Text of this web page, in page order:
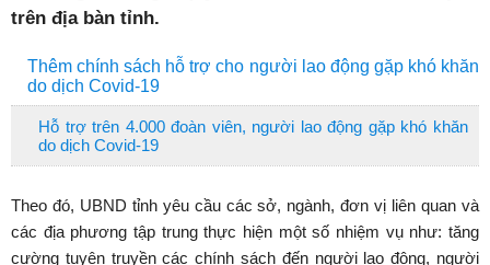
trên địa bàn tỉnh.
Thêm chính sách hỗ trợ cho người lao động gặp khó khăn
do dịch Covid-19
Hỗ trợ trên 4.000 đoàn viên, người lao động gặp khó khăn
do dịch Covid-19
Theo đó, UBND tỉnh yêu cầu các sở, ngành, đơn vị liên quan và
các địa phương tập trung thực hiện một số nhiệm vụ như: tăng
cường tuyên truyền các chính sách đến người lao động, người